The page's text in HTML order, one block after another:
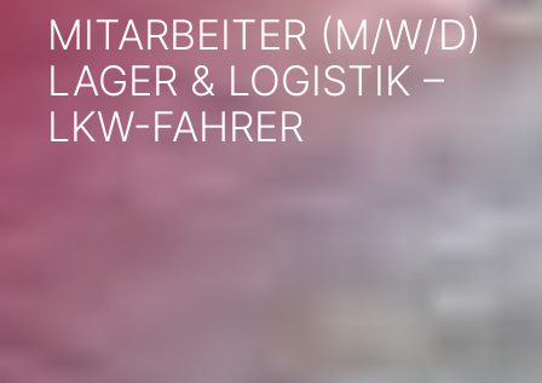
MITARBEITER (M/W/D)
LAGER & LOGISTIK –
LKW-FAHRER